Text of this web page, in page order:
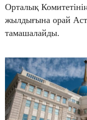
Орталық
жылдығына орай
тамашалайды.